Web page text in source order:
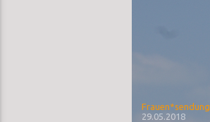
Frauen*sendung
29.05.2018